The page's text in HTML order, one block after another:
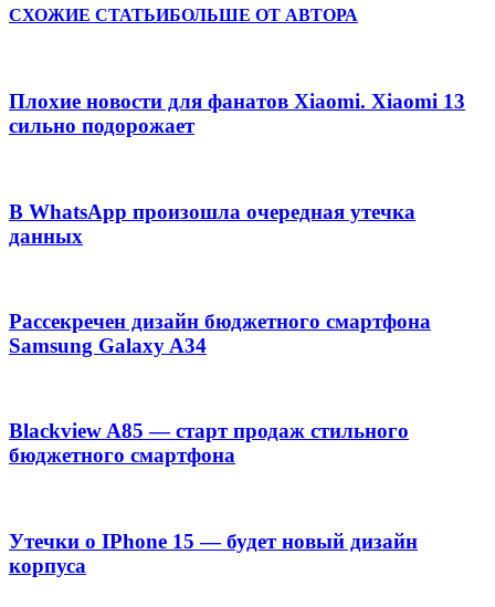
СХОЖИЕ СТАТЬИБОЛЬШЕ ОТ АВТОРА
Плохие новости для фанатов Xiaomi. Xiaomi 13
сильно подорожает
В WhatsApp произошла очередная утечка
данных
Рассекречен дизайн бюджетного смартфона
Samsung Galaxy A34
Blackview A85 — старт продаж стильного
бюджетного смартфона
Утечки о IPhone 15 — будет новый дизайн
корпуса